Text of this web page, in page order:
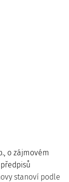
o zájmovém
stanoví podle